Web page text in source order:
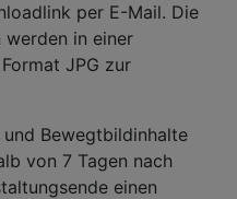
per E-Mail. Die
in einer
JPG zur
und Bewegtbildinhalte
von 7 Tagen nach
einen